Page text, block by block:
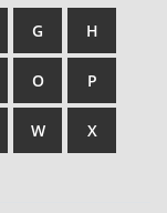
G H
O P
W X